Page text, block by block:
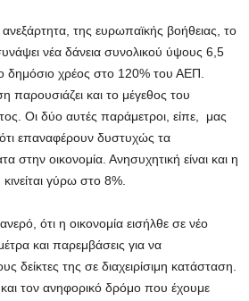
ανεξάρτητα, της ευρωπαϊκής βοήθειας, το
νέα δάνεια συνολικού ύψους 6,5
δημόσιο χρέος στο 120% του ΑΕΠ.
παρουσιάζει και το μέγεθος του
Οι δύο αυτές παράμετροι, είπε, μας
επαναφέρουν δυστυχώς τα
στην οικονομία. Ανησυχητική είναι και η
γύρω στο 8%.
ότι η οικονομία εισήλθε σε νέο
και παρεμβάσεις για να
δείκτες της σε διαχειρίσιμη κατάσταση.
τον ανηφορικό δρόμο που έχουμε